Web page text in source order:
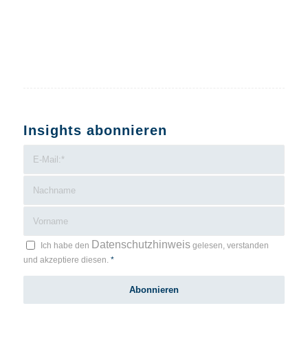
Insights abonnieren
Ich habe den Datenschutzhinweisgelesen, verstanden
und akzeptiere diesen. *